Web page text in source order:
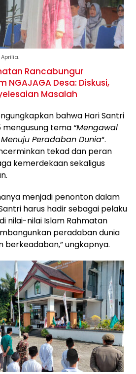
Rancabungur
NGAJAGA Desa: Diskusi,
Masalah
bahwa Hari Santri
mengusung tema “Mengawal
Peradaban Dunia“.
tekad dan peran
kemerdekaan sekaligus
menjadi penonton dalam
harus hadir sebagai pelaku
nilai-nilai Islam Rahmatan
peradaban dunia
berkeadaban,” ungkapnya.